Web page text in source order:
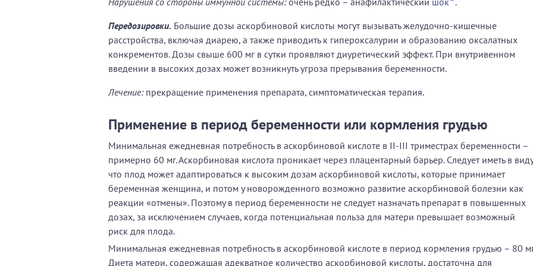
Передозировки. Большие дозы аскорбиновой кислоты могут вызывать желудочно-кишечные
расстройства, включая диарею, а также приводить к гипероксалурии и образованию оксалатных
конкрементов. Дозы свыше 600 мг в сутки проявляют диуретический эффект. При внутривенном
введении в высоких дозах может возникнуть угроза прерывания беременности.
Лечение: прекращение применения препарата, симптоматическая терапия.
Применение в период беременности или кормления грудью
Минимальная ежедневная потребность в аскорбиновой кислоте в II-III триместрах беременности –
примерно 60 мг. Аскорбиновая кислота проникает через плацентарный барьер. Следует иметь в
что плод может адаптироваться к высоким дозам аскорбиновой кислоты, которые принимает
беременная женщина, и потом у новорожденного возможно развитие аскорбиновой болезни как
реакции «отмены». Поэтому в период беременности не следует назначать препарат в повышенных
дозах, за исключением случаев, когда потенциальная польза для матери превышает возможный
риск для плода.
Минимальная ежедневная потребность в аскорбиновой кислоте в период кормления грудью – 80
Диета матери, содержащая адекватное количество аскорбиновой кислоты, достаточна для